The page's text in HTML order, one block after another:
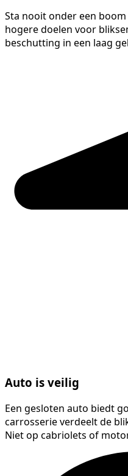
Sta nooit onder een
hogere doelen voor
beschutting in een laag
Auto is veilig
Een gesloten auto biedt
carrosserie verdeelt de
Niet op cabriolets of